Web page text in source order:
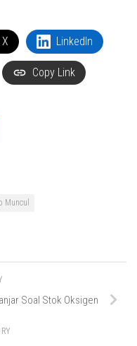
LinkedIn
Copy Link
Muncul
Soal Stok Oksigen